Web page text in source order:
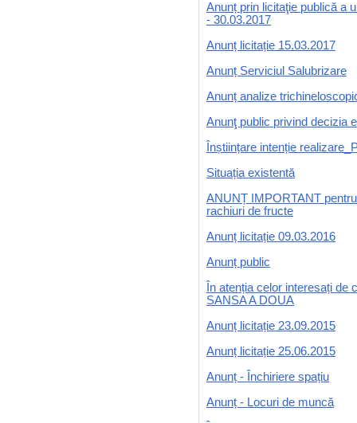
Anunț prin licitaţie publică a
- 30.03.2017
Anunț licitație 15.03.2017
Anunț Serviciul Salubrizare
Anunț analize
Anunţ public privind decizia
Înștiințare intenție
Situația existentă
ANUNȚ IMPORTANT
rachiuri de fructe
Anunț licitație 09.03.2016
Anunț public
În atenția celor interesați
SANSA A DOUA
Anunț licitație 23.09.2015
Anunț licitație 25.06.2015
Anunț - Închiriere spațiu
Anunț - Locuri de muncă